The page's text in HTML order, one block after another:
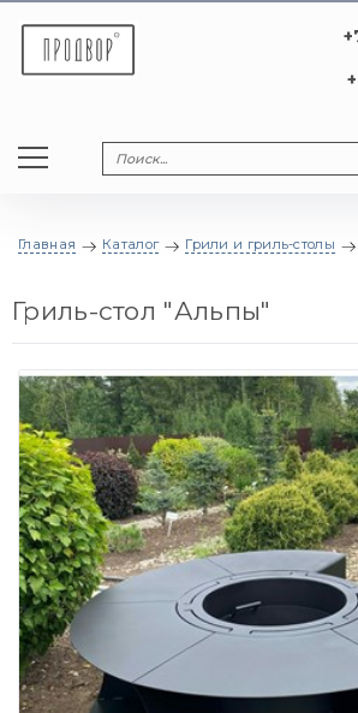
Главная Каталог Грили и гриль-столы
Гриль-стол "Альпы"